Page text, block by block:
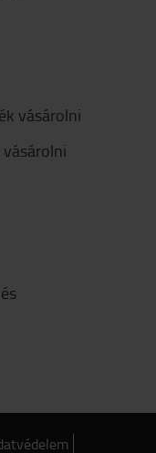
vásárolni